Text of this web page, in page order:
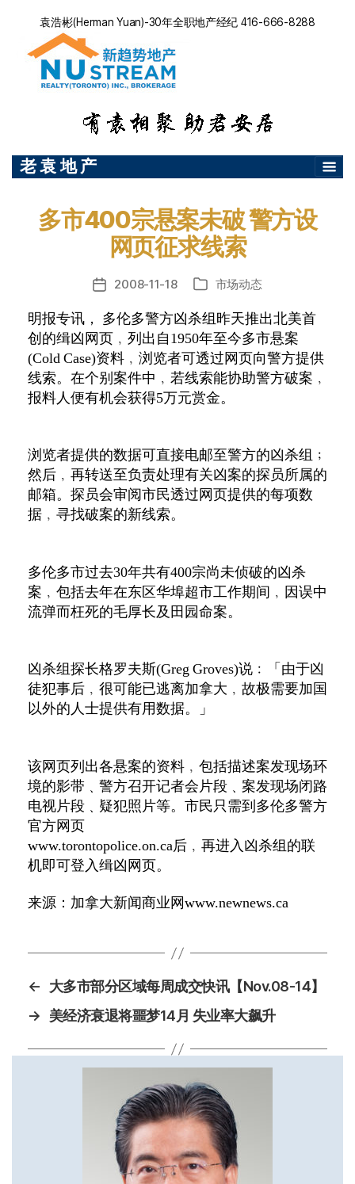
袁浩彬(Herman Yuan)-30年全职地产经纪 416-666-8288
老 袁 地 产
多市400宗悬案未破 警方设
网页征求线索
发
日
期
2008-11-18
分 市场动态
明报专讯， 多伦多警方凶杀组昨天推出北美首
创的缉凶网页﹐列出自1950年至今多市悬案
(Cold Case)资料﹐浏览者可透过网页向警方提供
线索。在个别案件中﹐若线索能协助警方破案﹐
报料人便有机会获得5万元赏金。
浏览者提供的数据可直接电邮至警方的凶杀组﹔
然后﹐再转送至负责处理有关凶案的探员所属的
邮箱。探员会审阅市民透过网页提供的每项数
据﹐寻找破案的新线索。
多伦多市过去30年共有400宗尚未侦破的凶杀
案﹐包括去年在东区华埠超市工作期间﹐因误中
流弹而枉死的毛厚长及田园命案。
凶杀组探长格罗夫斯(Greg Groves)说﹕「由于凶
徒犯事后﹐很可能已逃离加拿大﹐故极需要加国
以外的人士提供有用数据。」
该网页列出各悬案的资料﹐包括描述案发现场环
境的影带﹑警方召开记者会片段﹑案发现场闭路
电视片段﹑疑犯照片等。市民只需到多伦多警方
官方网页
www.torontopolice.on.ca后﹐再进入凶杀组的联
机即可登入缉凶网页。
来源：加拿大新闻商业网www.newnews.ca
←
大多市部分区域每周成交快讯【Nov.08-14】
→
美经济衰退将噩梦14月 失业率大飙升